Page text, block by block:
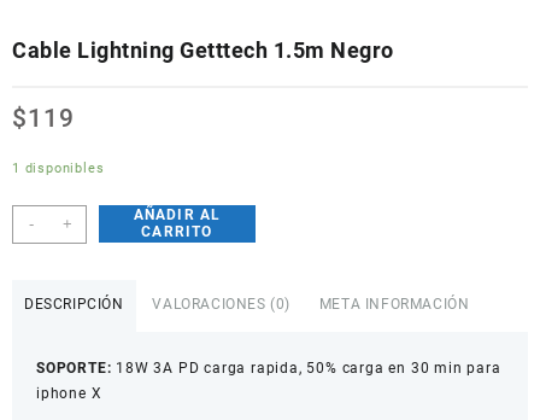
Cable Lightning Getttech 1.5m Negro
$119
1 disponibles
-
Cable
Lightning
+
AÑADIR AL
CARRITO
DESCRIPCIÓN VALORACIONES (0) META INFORMACIÓN
SOPORTE: 18W 3A PD carga rapida, 50% carga en 30 min para
iphone X